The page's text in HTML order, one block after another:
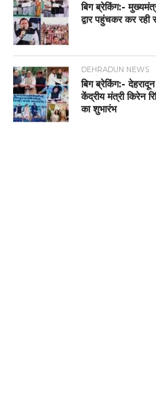
बिग ब्रेकिंग:-
द्वार पहुंचकर कर
DEHRADUN NEWS
बिग ब्रेकिंग:-
केंद्रीय मंत्री किरेन
का शुभारंभ